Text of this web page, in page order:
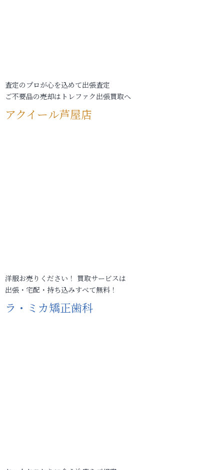
査定のプロが心を込めて出張査定
ご不要品の売却はトレファク出張買取へ
アクイール芦屋店
洋服お売りください！ 買取サービスは
出張・宅配・持ち込みすべて無料！
ラ・ミカ矯正歯科